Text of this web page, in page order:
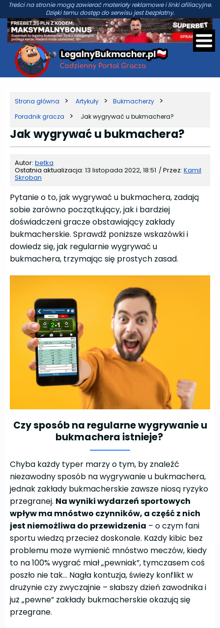
Treści na stronie mogą zawierać materiały reklamowe i linki afiliacyjne.
Dzięki temu dostęp do serwisu jest bezpłatny.
Strona główna Artykuły
Bukmacherzy
Poradnik gracza
Jak wygrywać u bukmachera?
Jak wygrywać u bukmachera?
Autor: betka
Ostatnia aktualizacja: 13 listopada 2022, 18:51 /Przez: Kamil
Skroban
Pytanie o to, jak wygrywać u bukmachera, zadają
sobie zarówno początkujący, jak i bardziej
doświadczeni gracze obstawiający zakłady
bukmacherskie. Sprawdź poniższe wskazówki i
dowiedz się, jak regularnie wygrywać u
bukmachera, trzymając się prostych zasad.
Czy sposób na regularne wygrywanie u
bukmachera istnieje?
Chyba każdy typer marzy o tym, by znaleźć
niezawodny sposób na wygrywanie u bukmachera,
jednak zakłady bukmacherskie zawsze niosą ryzyko
przegranej. Na wyniki wydarzeń sportowych
wpływ ma mnóstwo czynników, a część z nich
jest niemożliwa do przewidzenia – o czym fani
sportu wiedzą przecież doskonale. Każdy kibic bez
problemu może wymienić mnóstwo meczów, kiedy
to na 100% wygrać miał „pewniak”, tymczasem coś
poszło nie tak… Nagła kontuzja, świeży konflikt w
drużynie czy zwyczajnie – słabszy dzień zawodnika i
już „pewne” zakłady bukmacherskie okazują się
przegrane.